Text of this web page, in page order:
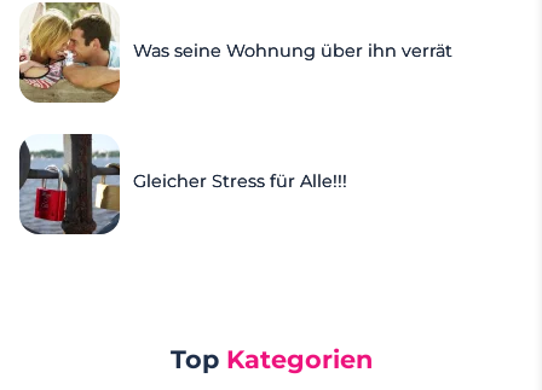
Was seine Wohnung über ihn verrät
Gleicher Stress für Alle!!!
Top Kategorien